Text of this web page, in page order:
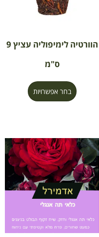
הוורטיה לימיפוליה עציץ 9
ס"מ
בחר אפשרויות